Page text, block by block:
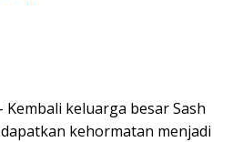
Kembali keluarga besar Sash
kehormatan menjadi